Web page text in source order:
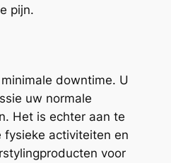
pijn.
downtime. U
uw normale
Het is echter aan te
fysieke activiteiten en
voor